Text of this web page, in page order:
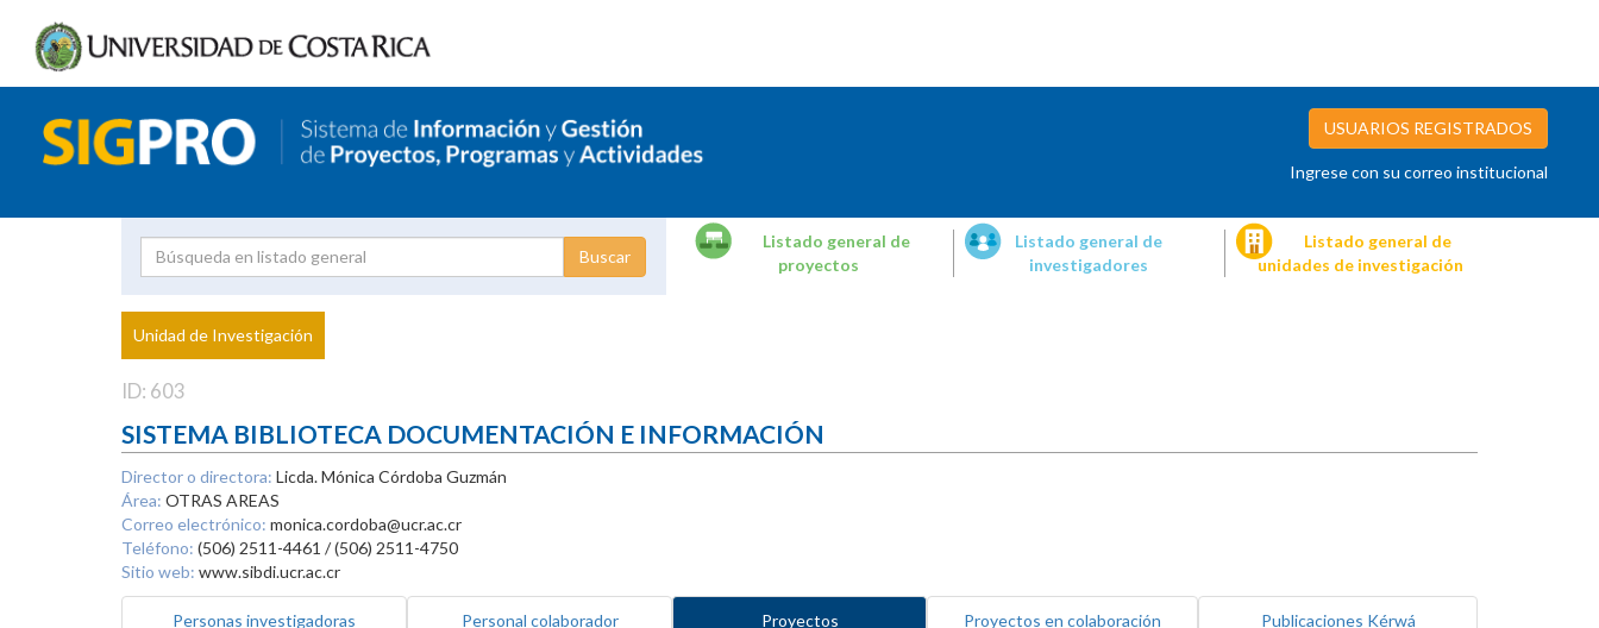
USUARIOS REGISTRADOS
Ingrese con su correo institucional
Proyecto
Investigador
Listado general de
proyectos
Listado general de
investigadores
Listado general de
unidades de investigación
Unidad de Investigación
ID: 603
SISTEMA BIBLIOTECA DOCUMENTACIÓN E INFORMACIÓN
Director o directora: Licda. Mónica Córdoba Guzmán
Área: OTRAS AREAS
Correo electrónico: monica.cordoba@ucr.ac.cr
Teléfono: (506) 2511-4461 / (506) 2511-4750
Sitio web: www.sibdi.ucr.ac.cr
Personas investigadoras Personal colaborador Proyectos Proyectos en colaboración Publicaciones Kérwá